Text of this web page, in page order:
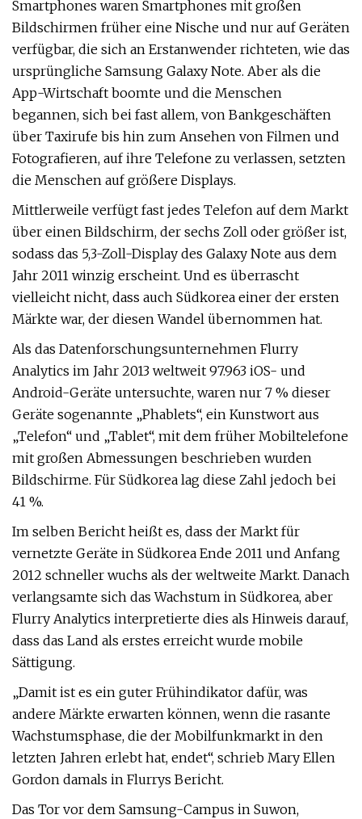
Smartphones waren Smartphones mit großen
Bildschirmen früher eine Nische und nur auf Geräten
verfügbar, die sich an Erstanwender richteten, wie das
ursprüngliche Samsung Galaxy Note. Aber als die
App-Wirtschaft boomte und die Menschen
begannen, sich bei fast allem, von Bankgeschäften
über Taxirufe bis hin zum Ansehen von Filmen und
Fotografieren, auf ihre Telefone zu verlassen, setzten
die Menschen auf größere Displays.
Mittlerweile verfügt fast jedes Telefon auf dem Markt
über einen Bildschirm, der sechs Zoll oder größer ist,
sodass das 5,3-Zoll-Display des Galaxy Note aus dem
Jahr 2011 winzig erscheint. Und es überrascht
vielleicht nicht, dass auch Südkorea einer der ersten
Märkte war, der diesen Wandel übernommen hat.
Als das Datenforschungsunternehmen Flurry
Analytics im Jahr 2013 weltweit 97.963 iOS- und
Android-Geräte untersuchte, waren nur 7 % dieser
Geräte sogenannte „Phablets“, ein Kunstwort aus
„Telefon“ und „Tablet“, mit dem früher Mobiltelefone
mit großen Abmessungen beschrieben wurden
Bildschirme. Für Südkorea lag diese Zahl jedoch bei
41 %.
Im selben Bericht heißt es, dass der Markt für
vernetzte Geräte in Südkorea Ende 2011 und Anfang
2012 schneller wuchs als der weltweite Markt. Danach
verlangsamte sich das Wachstum in Südkorea, aber
Flurry Analytics interpretierte dies als Hinweis darauf,
dass das Land als erstes erreicht wurde mobile
Sättigung.
„Damit ist es ein guter Frühindikator dafür, was
andere Märkte erwarten können, wenn die rasante
Wachstumsphase, die der Mobilfunkmarkt in den
letzten Jahren erlebt hat, endet“, schrieb Mary Ellen
Gordon damals in Flurrys Bericht.
Das Tor vor dem Samsung-Campus in Suwon,